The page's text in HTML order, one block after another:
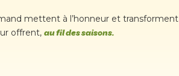
mettent à l’honneur et transforment
offrent,au fil des saisons.